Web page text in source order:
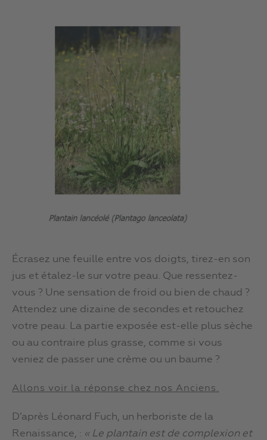
Écrasez une feuille entre vos doigts, tirez-en son
jus et étalez-le sur votre peau. Que ressentez-
vous ? Une sensation de froid ou bien de chaud ?
Attendez une dizaine de secondes et retouchez
votre peau. La partie exposée est-elle plus sèche
ou au contraire plus grasse, comme si vous
veniez de passer une crème ou un baume ?
Allons voir la réponse chez nos Anciens.
D’après Léonard Fuch, un herboriste de la
Renaissance, : « Le plantain est de complexion et